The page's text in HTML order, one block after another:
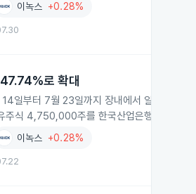
이녹스 +0.28%
로 확대
일부터 7월 23일까지 장내에서 알톤 주식
주식 4,750,000주를 한국산업은행 천안지점
이녹스 +0.28%